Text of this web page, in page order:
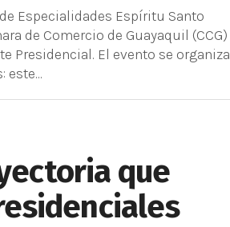
Especialidades Espíritu Santo
de Comercio de Guayaquil (CCG)
Presidencial. El evento se organiza
este...
que